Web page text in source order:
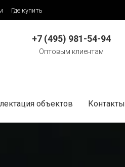
Где купить
+7 (495) 981-54-94
Оптовым клиентам
объектов Контакты